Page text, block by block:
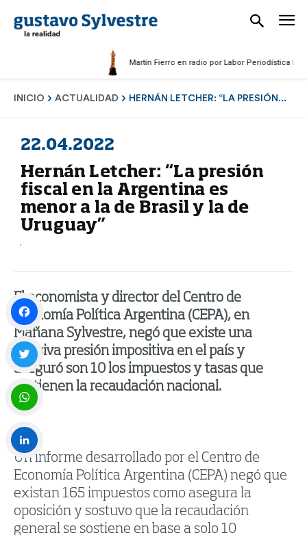
Martín Fierro en radio por Labor Periodística
INICIO ACTUALIDAD HERNÁN LETCHER: “LA PRESIÓN...
22.04.2022
Hernán Letcher: “La presión
fiscal en la Argentina es
menor a la de Brasil y la de
Uruguay”
El economista y director del Centro de
Economía Política Argentina (CEPA), en
Mañana Sylvestre, negó que existe una
abusiva presión impositiva en el país y
aseguró son 10 los impuestos y tasas que
sostienen la recaudación nacional.
Un informe desarrollado por el Centro de
Economía Política Argentina (CEPA) negó que
existan 165 impuestos como asegura la
oposición y sostuvo que la recaudación
general se sostiene en base a solo 10
Facebook
Twitter
WhatsApp
LinkedIn